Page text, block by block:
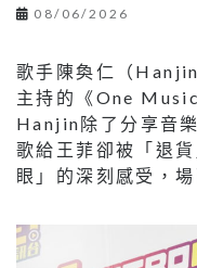
08/06/2026
歌手陳奐仁（
主持的《One
Hanjin除了分享音
歌給王菲卻被「退
眼」的深刻感受，